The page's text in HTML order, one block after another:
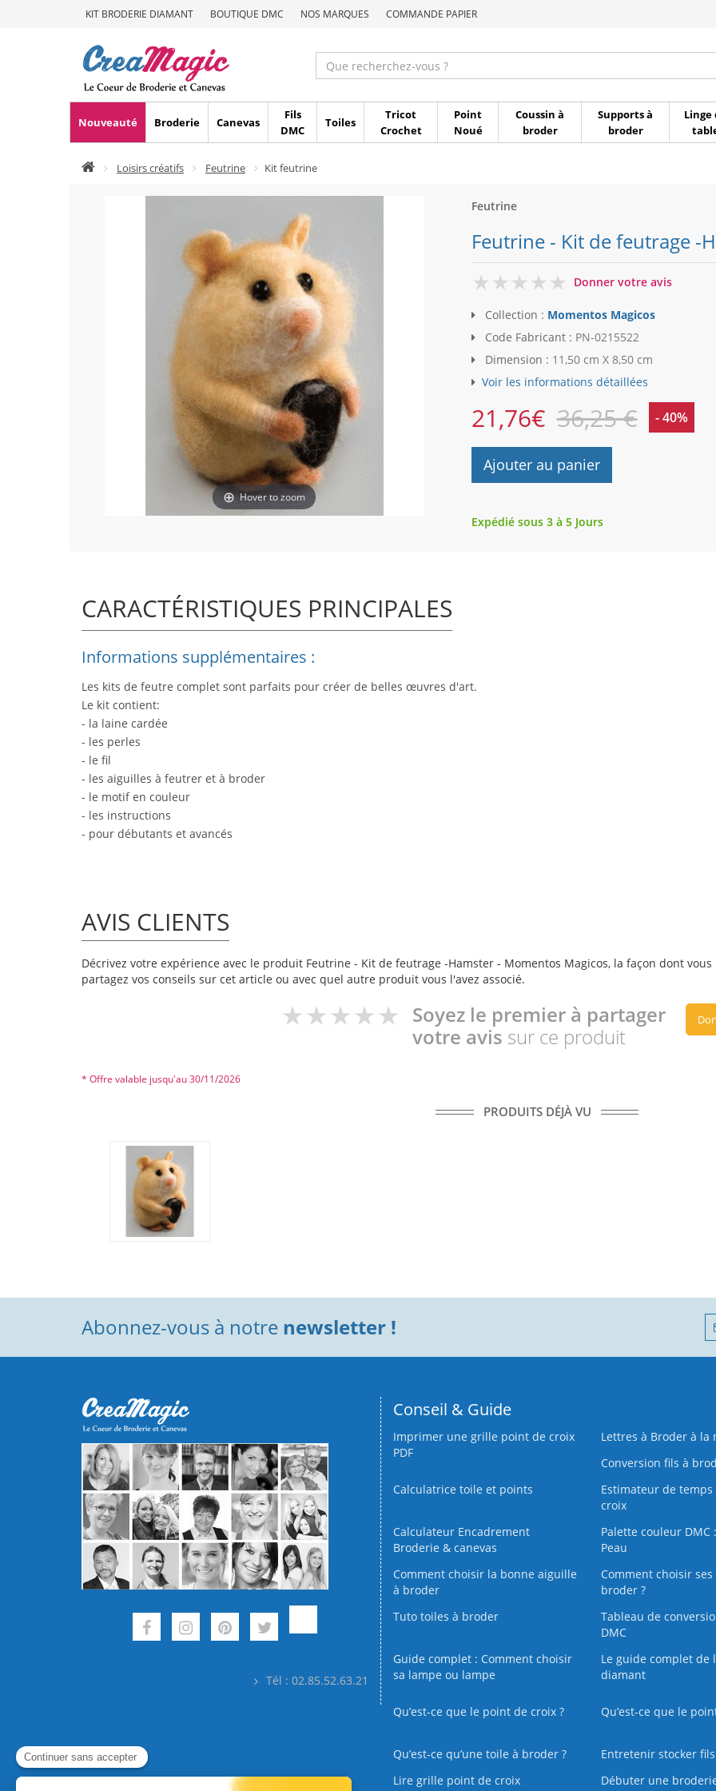
KIT BRODERIE DIAMANT BOUTIQUE DMC NOS MARQUES COMMANDE PAPIER
Nouveauté Broderie Canevas
Fils
DMC
Toiles
Tricot
Crochet
Point
Noué
Coussin à
broder
Supports à
broder
Linge
Loisirs créatifs Feutrine Kit feutrine
Hover to zoom
Feutrine
Feutrine - Kit de feutrage -
0
Donner votre avis
Collection : Momentos Magicos
Code Fabricant : PN-0215522
Dimension : 11,50 cm X 8,50 cm
Voir les informations détaillées
21,76€ 36,25 € - 40%
Ajouter au panier
Expédié sous 3 à 5 Jours
CARACTÉRISTIQUES PRINCIPALES
Informations supplémentaires :
Les kits de feutre complet sont parfaits pour créer de belles œuvres d'art.
Le kit contient:
- la laine cardée
- les perles
- le fil
- les aiguilles à feutrer et à broder
- le motif en couleur
- les instructions
- pour débutants et avancés
AVIS CLIENTS
Décrivez votre expérience avec le produit Feutrine - Kit de feutrage -Hamster - Momentos Magicos, la façon dont
partagez vos conseils sur cet article ou avec quel autre produit vous l'avez associé.
Soyez le premier à partager
votre avis sur ce produit
* Offre valable jusqu'au 30/11/2026
PRODUITS DÉJÀ VU
Abonnez-vous à notre newsletter !
Tél : 02.85.52.63.21
Conseil & Guide
Imprimer une grille point de croix
PDF
Lettres à Broder à la
Conversion fils à
Calculatrice toile et points
Estimateur de temps
croix
Calculateur Encadrement
Broderie & canevas
Palette couleur DMC
Peau
Comment choisir la bonne aiguille
à broder
Comment choisir ses
broder ?
Tuto toiles à broder
Tableau de
DMC
Guide complet : Comment choisir
sa lampe ou lampe
Le guide complet de
diamant
Qu’est-ce que le point de croix ? Qu’est-ce que le
Qu’est‑ce qu’une toile à broder ?
Entretenir stocker
Lire grille point de croix
Débuter une